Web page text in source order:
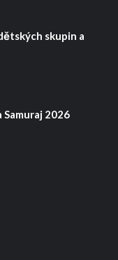
skupin a
2026